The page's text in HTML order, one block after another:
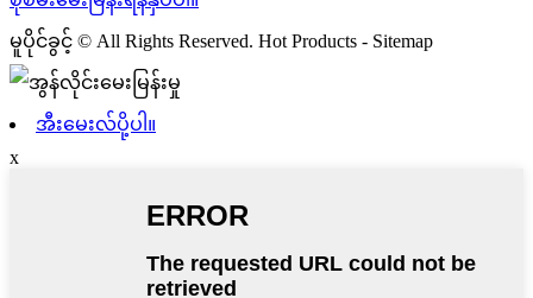
မူပိုင်ခွင့် © All Rights Reserved. Hot Products - Sitemap
အီးမေးလ်ပို့ပါ။
x